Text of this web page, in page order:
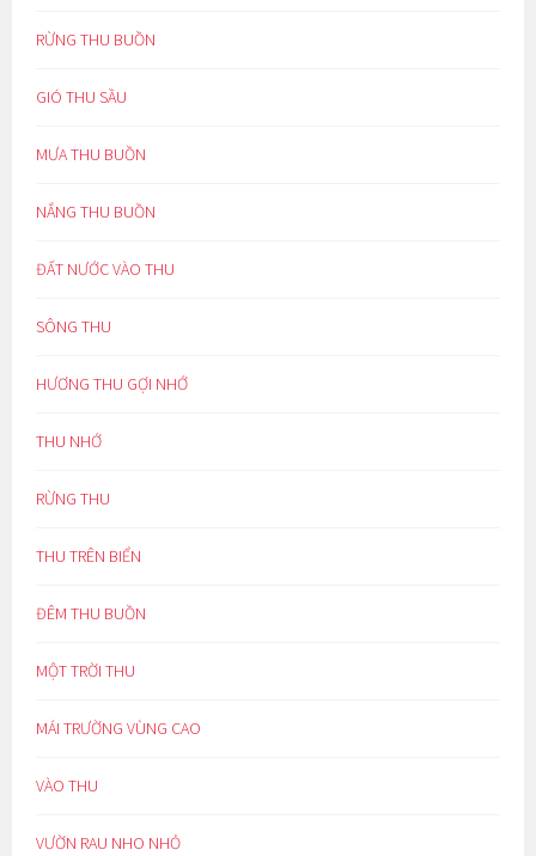
RỪNG THU BUỒN
GIÓ THU SẦU
MƯA THU BUỒN
NẮNG THU BUỒN
ĐẤT NƯỚC VÀO THU
SÔNG THU
HƯƠNG THU GỢI NHỚ
THU NHỚ
RỪNG THU
THU TRÊN BIỂN
ĐÊM THU BUỒN
MỘT TRỜI THU
MÁI TRƯỜNG VÙNG CAO
VÀO THU
VƯỜN RAU NHO NHỎ